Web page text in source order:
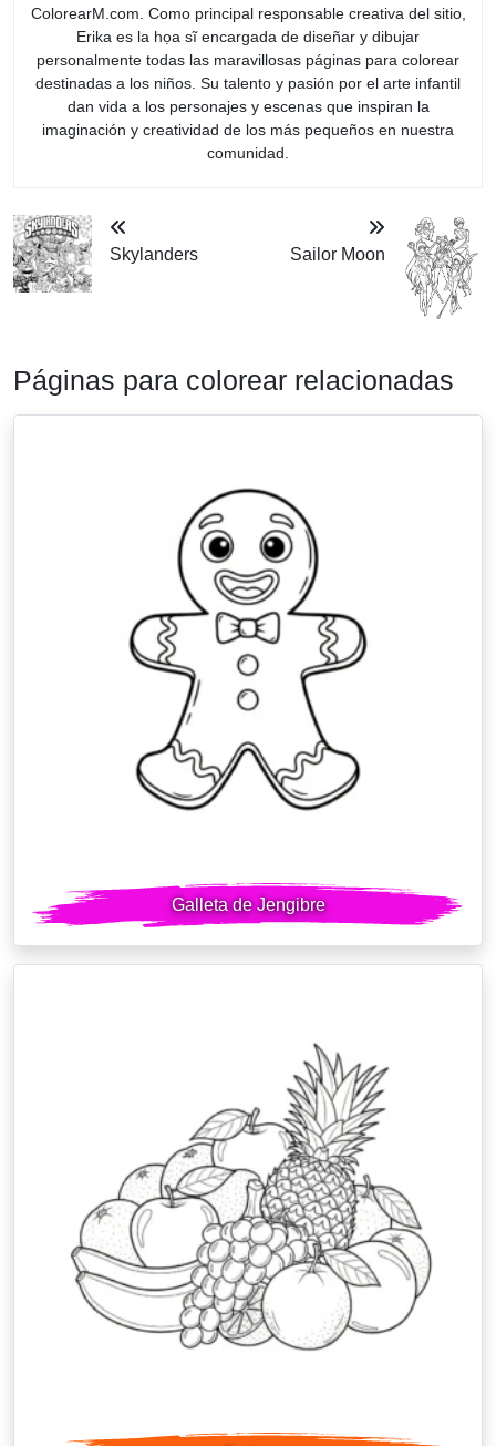
ColorearM.com. Como principal responsable creativa del sitio,
Erika es la họa sĩ encargada de diseñar y dibujar
personalmente todas las maravillosas páginas para colorear
destinadas a los niños. Su talento y pasión por el arte infantil
dan vida a los personajes y escenas que inspiran la
imaginación y creatividad de los más pequeños en nuestra
comunidad.
Skylanders Sailor Moon
Páginas para colorear relacionadas
Galleta de Jengibre